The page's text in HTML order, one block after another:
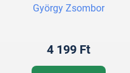
György Zsombor
4 199 Ft